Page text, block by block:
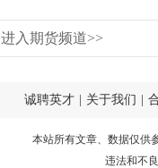
进入期货频道>>
诚聘英才 关于我们
本站所有文章、数据仅供
违法和不